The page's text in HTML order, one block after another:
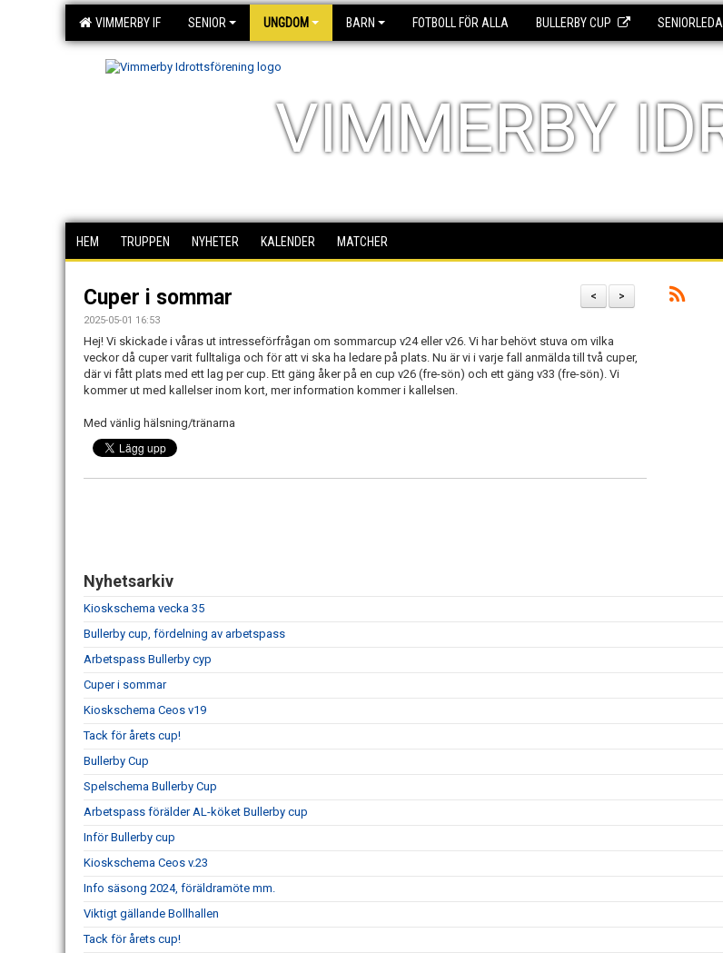
VIMMERBY IF SENIOR UNGDOM BARN FOTBOLL FÖR ALLA BULLERBY CUP
VIMMERBY
HEM TRUPPEN NYHETER KALENDER MATCHER
>
<
Cuper i sommar
2025-05-01 16:53
Hej! Vi skickade i våras ut intresseförfrågan om sommarcup v24 eller v26. Vi har behövt stuva om vilka
veckor då cuper varit fulltaliga och för att vi ska ha ledare på plats. Nu är vi i varje fall anmälda till två cuper,
där vi fått plats med ett lag per cup. Ett gäng åker på en cup v26 (fre-sön) och ett gäng v33 (fre-sön). Vi
kommer ut med kallelser inom kort, mer information kommer i kallelsen.
Med vänlig hälsning/tränarna
Nyhetsarkiv
Kioskschema vecka 35
Bullerby cup, fördelning av arbetspass
Arbetspass Bullerby cyp
Cuper i sommar
Kioskschema Ceos v19
Tack för årets cup!
Bullerby Cup
Spelschema Bullerby Cup
Arbetspass förälder AL-köket Bullerby cup
Inför Bullerby cup
Kioskschema Ceos v.23
Info säsong 2024, föräldramöte mm.
Viktigt gällande Bollhallen
Tack för årets cup!